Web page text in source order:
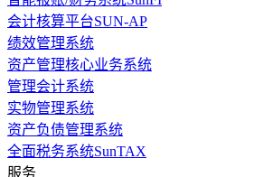
会计核算平台SUN-AP
绩效管理系统
资产管理核心业务系统
管理会计系统
实物管理系统
资产负债管理系统
全面税务系统SunTAX
服务